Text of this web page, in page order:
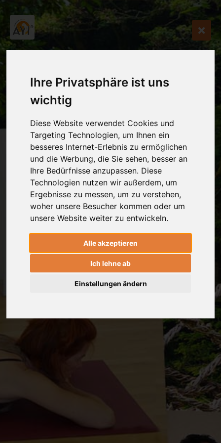
Ihre Privatsphäre ist uns
wichtig
Diese Website verwendet Cookies und
Targeting Technologien, um Ihnen ein
besseres Internet-Erlebnis zu ermöglichen
und die Werbung, die Sie sehen, besser an
Ihre Bedürfnisse anzupassen. Diese
Technologien nutzen wir außerdem, um
Ergebnisse zu messen, um zu verstehen,
woher unsere Besucher kommen oder um
unsere Website weiter zu entwickeln.
Alle akzeptieren
Ich lehne ab
Einstellungen ändern